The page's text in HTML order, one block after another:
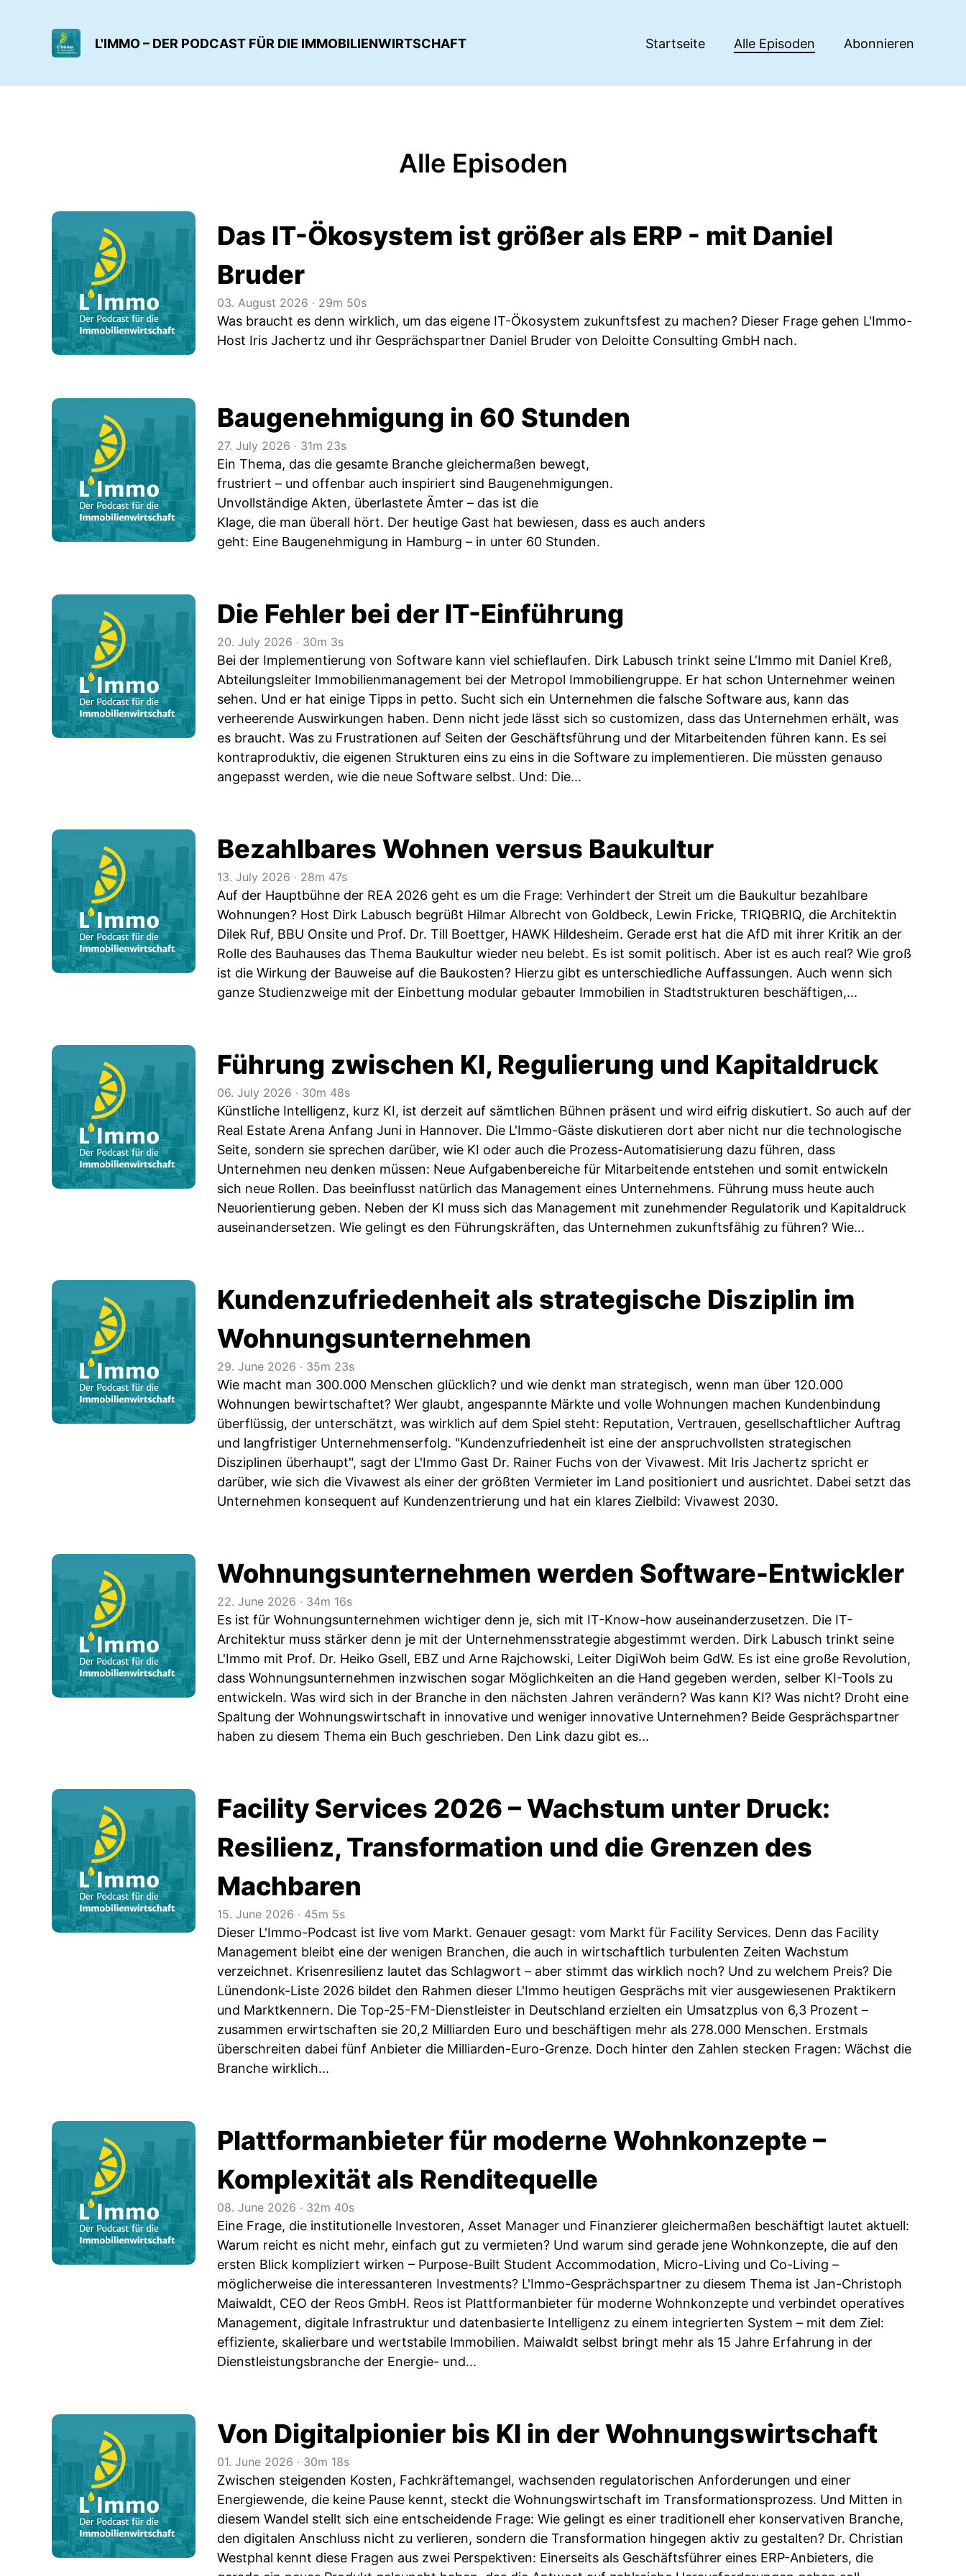
L'IMMO – DER PODCAST FÜR DIE IMMOBILIENWIRTSCHAFT Startseite Alle Episoden Abonnieren
Alle Episoden
Das IT-Ökosystem ist größer als ERP - mit Daniel
Bruder
03. August 2026 ‧ 29m 50s
Was braucht es denn wirklich, um das eigene IT-Ökosystem zukunftsfest zu machen? Dieser Frage gehen L'Immo-
Host Iris Jachertz und ihr Gesprächspartner Daniel Bruder von Deloitte Consulting GmbH nach.
Baugenehmigung in 60 Stunden
27. July 2026 ‧ 31m 23s
Ein Thema, das die gesamte Branche gleichermaßen bewegt,
frustriert – und offenbar auch inspiriert sind Baugenehmigungen.
Unvollständige Akten, überlastete Ämter – das ist die
Klage, die man überall hört. Der heutige Gast hat bewiesen, dass es auch anders
geht: Eine Baugenehmigung in Hamburg – in unter 60 Stunden.
Die Fehler bei der IT-Einführung
20. July 2026 ‧ 30m 3s
Bei der Implementierung von Software kann viel schieflaufen. Dirk Labusch trinkt seine L‘Immo mit Daniel Kreß,
Abteilungsleiter Immobilienmanagement bei der Metropol Immobiliengruppe. Er hat schon Unternehmer weinen
sehen. Und er hat einige Tipps in petto. Sucht sich ein Unternehmen die falsche Software aus, kann das
verheerende Auswirkungen haben. Denn nicht jede lässt sich so customizen, dass das Unternehmen erhält, was
es braucht. Was zu Frustrationen auf Seiten der Geschäftsführung und der Mitarbeitenden führen kann. Es sei
kontraproduktiv, die eigenen Strukturen eins zu eins in die Software zu implementieren. Die müssten genauso
angepasst werden, wie die neue Software selbst. Und: Die...
Bezahlbares Wohnen versus Baukultur
13. July 2026 ‧ 28m 47s
Auf der Hauptbühne der REA 2026 geht es um die Frage: Verhindert der Streit um die Baukultur bezahlbare
Wohnungen? Host Dirk Labusch begrüßt Hilmar Albrecht von Goldbeck, Lewin Fricke, TRIQBRIQ, die Architektin
Dilek Ruf, BBU Onsite und Prof. Dr. Till Boettger, HAWK Hildesheim. Gerade erst hat die AfD mit ihrer Kritik an der
Rolle des Bauhauses das Thema Baukultur wieder neu belebt. Es ist somit politisch. Aber ist es auch real? Wie groß
ist die Wirkung der Bauweise auf die Baukosten? Hierzu gibt es unterschiedliche Auffassungen. Auch wenn sich
ganze Studienzweige mit der Einbettung modular gebauter Immobilien in Stadtstrukturen beschäftigen,...
Führung zwischen KI, Regulierung und Kapitaldruck
06. July 2026 ‧ 30m 48s
Künstliche Intelligenz, kurz KI, ist derzeit auf sämtlichen Bühnen präsent und wird eifrig diskutiert. So auch auf der
Real Estate Arena Anfang Juni in Hannover. Die L'Immo-Gäste diskutieren dort aber nicht nur die technologische
Seite, sondern sie sprechen darüber, wie KI oder auch die Prozess-Automatisierung dazu führen, dass
Unternehmen neu denken müssen: Neue Aufgabenbereiche für Mitarbeitende entstehen und somit entwickeln
sich neue Rollen. Das beeinflusst natürlich das Management eines Unternehmens. Führung muss heute auch
Neuorientierung geben. Neben der KI muss sich das Management mit zunehmender Regulatorik und Kapitaldruck
auseinandersetzen. Wie gelingt es den Führungskräften, das Unternehmen zukunftsfähig zu führen? Wie...
Kundenzufriedenheit als strategische Disziplin im
Wohnungsunternehmen
29. June 2026 ‧ 35m 23s
Wie macht man 300.000 Menschen glücklich? und wie denkt man strategisch, wenn man über 120.000
Wohnungen bewirtschaftet? Wer glaubt, angespannte Märkte und volle Wohnungen machen Kundenbindung
überflüssig, der unterschätzt, was wirklich auf dem Spiel steht: Reputation, Vertrauen, gesellschaftlicher Auftrag
und langfristiger Unternehmenserfolg. "Kundenzufriedenheit ist eine der anspruchvollsten strategischen
Disziplinen überhaupt", sagt der L'Immo Gast Dr. Rainer Fuchs von der Vivawest. Mit Iris Jachertz spricht er
darüber, wie sich die Vivawest als einer der größten Vermieter im Land positioniert und ausrichtet. Dabei setzt das
Unternehmen konsequent auf Kundenzentrierung und hat ein klares Zielbild: Vivawest 2030.
Wohnungsunternehmen werden Software-Entwickler
22. June 2026 ‧ 34m 16s
Es ist für Wohnungsunternehmen wichtiger denn je, sich mit IT-Know-how auseinanderzusetzen. Die IT-
Architektur muss stärker denn je mit der Unternehmensstrategie abgestimmt werden. Dirk Labusch trinkt seine
L'Immo mit Prof. Dr. Heiko Gsell, EBZ und Arne Rajchowski, Leiter DigiWoh beim GdW. Es ist eine große Revolution,
dass Wohnungsunternehmen inzwischen sogar Möglichkeiten an die Hand gegeben werden, selber KI-Tools zu
entwickeln. Was wird sich in der Branche in den nächsten Jahren verändern? Was kann KI? Was nicht? Droht eine
Spaltung der Wohnungswirtschaft in innovative und weniger innovative Unternehmen? Beide Gesprächspartner
haben zu diesem Thema ein Buch geschrieben. Den Link dazu gibt es...
Facility Services 2026 – Wachstum unter Druck:
Resilienz, Transformation und die Grenzen des
Machbaren
15. June 2026 ‧ 45m 5s
Dieser L'Immo-Podcast ist live vom Markt. Genauer gesagt: vom Markt für Facility Services. Denn das Facility
Management bleibt eine der wenigen Branchen, die auch in wirtschaftlich turbulenten Zeiten Wachstum
verzeichnet. Krisenresilienz lautet das Schlagwort – aber stimmt das wirklich noch? Und zu welchem Preis? Die
Lünendonk-Liste 2026 bildet den Rahmen dieser L'Immo heutigen Gesprächs mit vier ausgewiesenen Praktikern
und Marktkennern. Die Top-25-FM-Dienstleister in Deutschland erzielten ein Umsatzplus von 6,3 Prozent –
zusammen erwirtschaften sie 20,2 Milliarden Euro und beschäftigen mehr als 278.000 Menschen. Erstmals
überschreiten dabei fünf Anbieter die Milliarden-Euro-Grenze. Doch hinter den Zahlen stecken Fragen: Wächst die
Branche wirklich...
Plattformanbieter für moderne Wohnkonzepte –
Komplexität als Renditequelle
08. June 2026 ‧ 32m 40s
Eine Frage, die institutionelle Investoren, Asset Manager und Finanzierer gleichermaßen beschäftigt lautet aktuell:
Warum reicht es nicht mehr, einfach gut zu vermieten? Und warum sind gerade jene Wohnkonzepte, die auf den
ersten Blick kompliziert wirken – Purpose-Built Student Accommodation, Micro-Living und Co-Living –
möglicherweise die interessanteren Investments? L'Immo-Gesprächspartner zu diesem Thema ist Jan-Christoph
Maiwaldt, CEO der Reos GmbH. Reos ist Plattformanbieter für moderne Wohnkonzepte und verbindet operatives
Management, digitale Infrastruktur und datenbasierte Intelligenz zu einem integrierten System – mit dem Ziel:
effiziente, skalierbare und wertstabile Immobilien. Maiwaldt selbst bringt mehr als 15 Jahre Erfahrung in der
Dienstleistungsbranche der Energie- und...
Von Digitalpionier bis KI in der Wohnungswirtschaft
01. June 2026 ‧ 30m 18s
Zwischen steigenden Kosten, Fachkräftemangel, wachsenden regulatorischen Anforderungen und einer
Energiewende, die keine Pause kennt, steckt die Wohnungswirtschaft im Transformationsprozess. Und Mitten in
diesem Wandel stellt sich eine entscheidende Frage: Wie gelingt es einer traditionell eher konservativen Branche,
den digitalen Anschluss nicht zu verlieren, sondern die Transformation hingegen aktiv zu gestalten? Dr. Christian
Westphal kennt diese Fragen aus zwei Perspektiven: Einerseits als Geschäftsführer eines ERP-Anbieters, die